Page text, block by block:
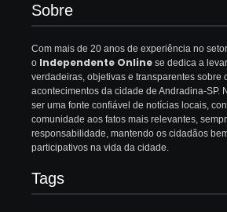
Sobre
Com mais de 20 anos de experiência no
o Independente Online se dedica a
verdadeiras, objetivas e transparentes sobre
acontecimentos da cidade de Andradina-SP.
ser uma fonte confiável de notícias locais,
comunidade aos fatos mais relevantes,
responsabilidade, mantendo os cidadãos
participativos na vida da cidade.
Tags